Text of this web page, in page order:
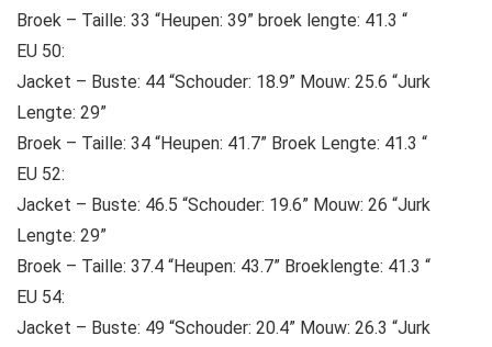
Broek – Taille: 33 “Heupen: 39” broek lengte: 41.3 “
EU 50:
Jacket – Buste: 44 “Schouder: 18.9” Mouw: 25.6 “Jurk
Lengte: 29”
Broek – Taille: 34 “Heupen: 41.7” Broek Lengte: 41.3 “
EU 52:
Jacket – Buste: 46.5 “Schouder: 19.6” Mouw: 26 “Jurk
Lengte: 29”
Broek – Taille: 37.4 “Heupen: 43.7” Broeklengte: 41.3 “
EU 54:
Jacket – Buste: 49 “Schouder: 20.4” Mouw: 26.3 “Jurk